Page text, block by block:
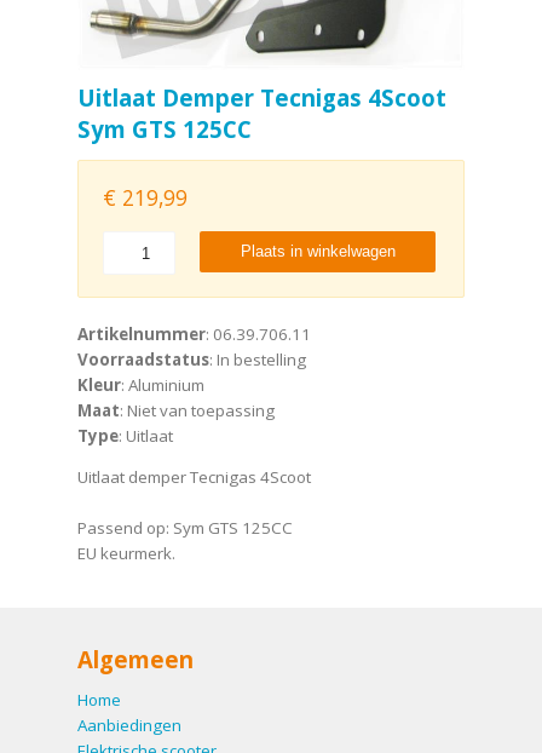
Uitlaat Demper Tecnigas 4Scoot
Sym GTS 125CC
€ 219,99
Plaats in winkelwagen
Artikelnummer: 06.39.706.11
Voorraadstatus: In bestelling
Kleur: Aluminium
Maat: Niet van toepassing
Type: Uitlaat
Uitlaat demper Tecnigas 4Scoot
Passend op: Sym GTS 125CC
EU keurmerk.
Algemeen
Home
Aanbiedingen